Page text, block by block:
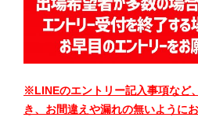
※LINEのエントリー記入事項など
き、お間違えや漏れの無いように